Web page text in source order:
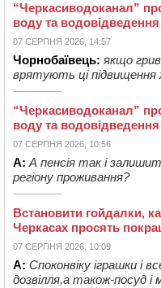
“Черкасиводоканал”
воду та водовідведення
07 СЕРПНЯ 2026, 14:57
Чорнобаївець: якщо
врятують ці
“Черкасиводоканал”
воду та водовідведення
07 СЕРПНЯ 2026, 10:56
А: А пенсія так і
регіону проживання?
Встановити гойдалки,
Черкасах просять
07 СЕРПНЯ 2026, 10:09
А: Споконвіку іграшки і
дозвілля,а також-посуд і